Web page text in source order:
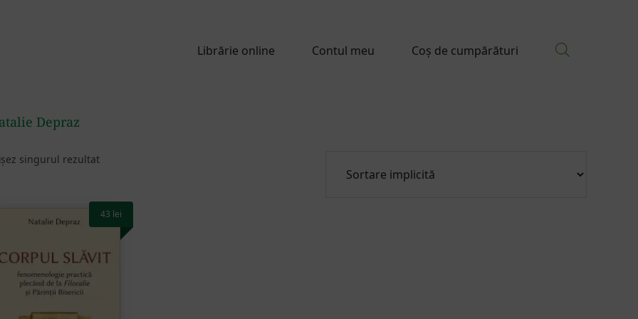
Librărie online Contul meu Coș de cumpărături
Depraz
singurul rezultat
43 lei